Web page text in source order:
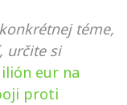
téme,
určite si
eur na
proti